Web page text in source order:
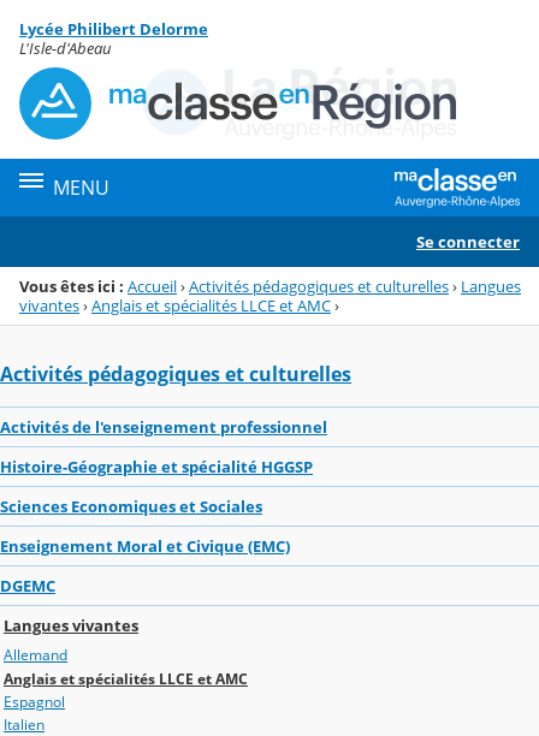
Menu de la rubrique
Contenu
Lycée Philibert Delorme
L'Isle-d'Abeau
MENU
Se connecter
Vous êtes ici : Accueil›Activités pédagogiques et culturelles› Langues
vivantes›Anglais et spécialités LLCE et AMC›
Activités pédagogiques et culturelles
Activités de l'enseignement professionnel
Histoire-Géographie et spécialité HGGSP
Sciences Economiques et Sociales
Enseignement Moral et Civique (EMC)
DGEMC
Langues vivantes
Allemand
Anglais et spécialités LLCE et AMC
Espagnol
Italien